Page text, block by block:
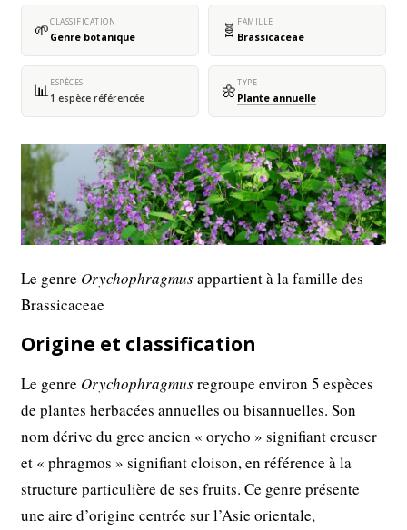
🌱CLASSIFICATION
Genre botanique 🧬 FAMILLE
Brassicaceae
📊ESPÈCES
1 espèce référencée 🌼TYPE
Plante annuelle
Le genre Orychophragmusappartient à la famille des
Brassicaceae
Origine et classification
Le genre Orychophragmusregroupe environ 5 espèces
de plantes herbacées annuelles ou bisannuelles. Son
nom dérive du grec ancien « orycho » signifiant creuser
et « phragmos » signifiant cloison, en référence à la
structure particulière de ses fruits. Ce genre présente
une aire d’origine centrée sur l’Asie orientale,